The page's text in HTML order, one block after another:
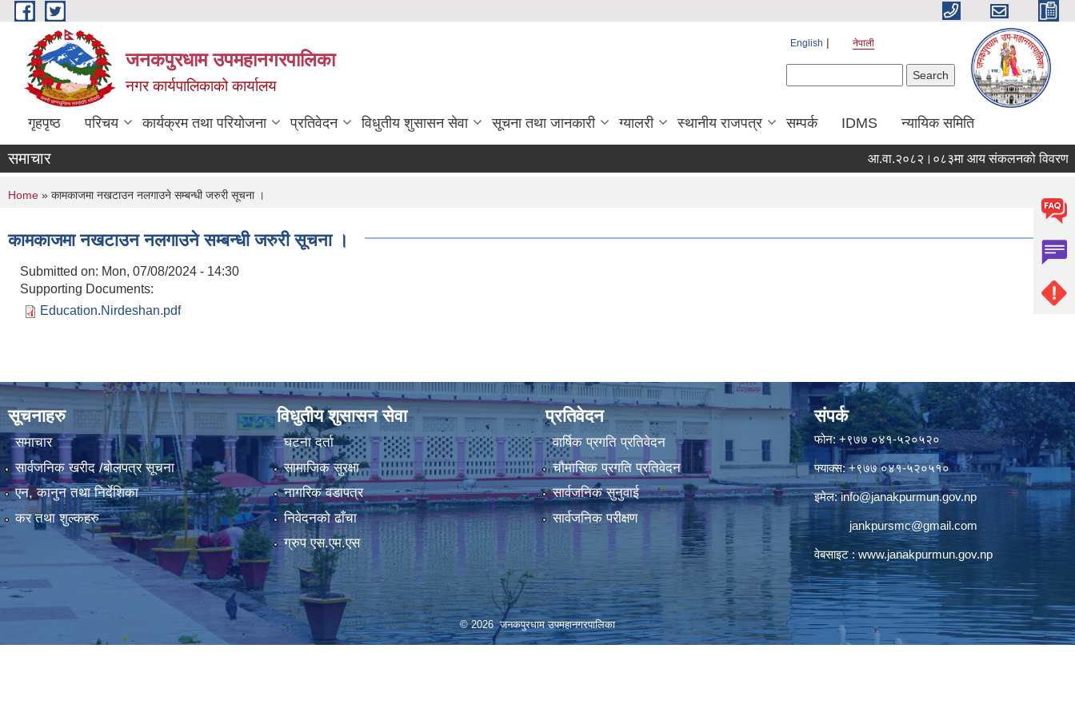
Skip to main content
जनकपुरधाम उपमहानगरपालिका
नगर कार्यपालिकाको कार्यालय
English नेपाली
गृहपृष्ठ परिचय कार्यक्रम तथा परियोजना प्रतिवेदन विधुतीय शुसासन सेवा सूचना तथा जानकारी ग्यालरी स्थानीय राजपत्र सम्पर्क IDMS न्यायिक समिति
समाचार आ.वा.२०८२।०८३मा आय संकलनको विवरण
You are here
Home » कामकाजमा नखटाउन नलगाउने सम्बन्धी जरुरी सूचना ।
कामकाजमा नखटाउन नलगाउने सम्बन्धी जरुरी सूचना ।
Submitted on: Mon, 07/08/2024 - 14:30
Supporting Documents:
Education.Nirdeshan.pdf
सूचनाहरु
समाचार
सार्वजनिक खरीद /बोलपत्र सूचना
एन, कानुन तथा निर्देशिका
कर तथा शुल्कहरु
विधुतीय शुसासन सेवा
घटना दर्ता
सामाजिक सुरक्षा
नागरिक वडापत्र
निवेदनको ढाँचा
ग्रुप एस.एम.एस
प्रतिवेदन
वार्षिक प्रगति प्रतिवेदन
चौमासिक प्रगति प्रतिवेदन
सार्वजनिक सुनुवाई
सार्वजनिक परीक्षण
संपर्क
फोन: +९७७ ०४१-५२०५२०
फ्याक्स: +९७७ ०४१-५२०५१०
इमेल:info@janakpurmun.gov.np
jankpursmc@gmail.com
वेबसाइट :www.janakpurmun.gov.np
© 2026 जनकपुरधाम उपमहानगरपालिका